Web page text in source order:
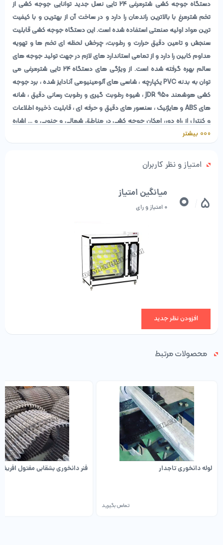
دستگاه جوجه کشی شترمرغی 24 تایی نسل جدید توانایی جوجه کشی از
تخم شترمرغ با بالاترین راندمان را دارد و در ساخت آن از بهترین و با کیفیت
ترین مواد اولیه صنعتی استفاده شده است. این دستگاه جوجه کشی قابلیت
سنجش و تامین دقیق حرارت و رطوبت، چرخش لحظه ای تخم ها و تهویه
مداوم کابین را دارد و از تمامی استاندارد های لازم در جهت تولید جوجه های
سالم بهره گرفته شده است. از ویژگی های دستگاه 24 تایی شترمرغی می
توان به بدنه PVC یکپارچه ، شاسی های آلومینیومی آنادایز شده ، برد جوجه
کشی هوشمند JDR 950 ، شیوه رطوبت گیری و رطوبت رسانی دقیق ، شانه
های ABS و هایژنیک ، سنسور های دقیق و حرفه ای ، قابلیت ذخیره اطلاعات
و کنترل از راه دور، امکان جوجه کشی در مناطق شمالی و جنوبی و … اشاره
بیشتر
امتیاز و نظر کاربران
5
0 میانگین امتیاز
0 امتیاز و رای
افزودن نظر جدید
محصولات مرتبط
لوله دانخورى تاجدار
تماس بگیرید
فنر دانخورى بشقابى مفتول